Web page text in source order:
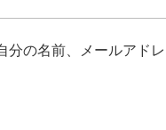
の名前、メールアド